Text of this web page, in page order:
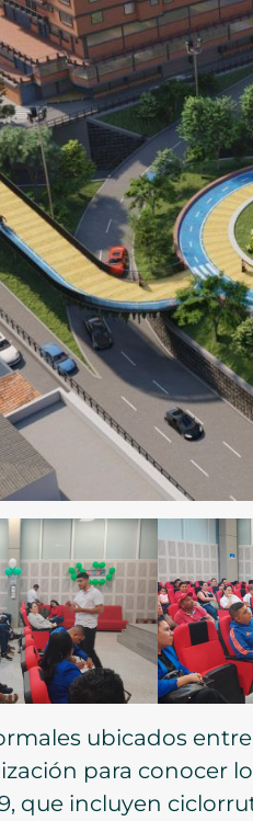
ubicados
para conocer
que incluyen